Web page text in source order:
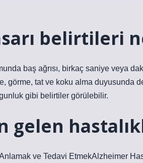
belirtileri
baş ağrısı, birkaç saniye veya
görme, tat ve koku alma duyusunda
gibi belirtiler görülebilir.
gelen
ve Tedavi EtmekAlzheimer